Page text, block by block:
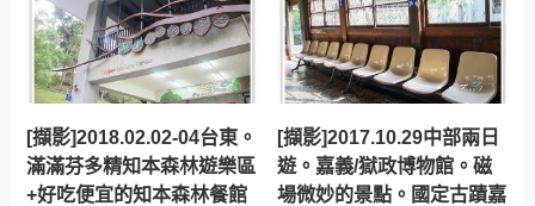
[擷影]2018.02.02-04台東。
滿滿芬多精知本森林遊樂區
+好吃便宜的知本森林餐館
[擷影]2017.10.29中部兩日
遊。嘉義/獄政博物館。磁
場微妙的景點。國定古蹟嘉